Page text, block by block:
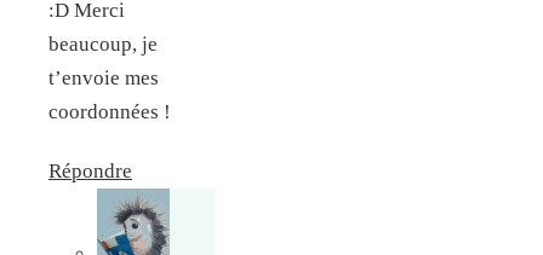
:D Merci
beaucoup, je
t’envoie mes
coordonnées !
Répondre